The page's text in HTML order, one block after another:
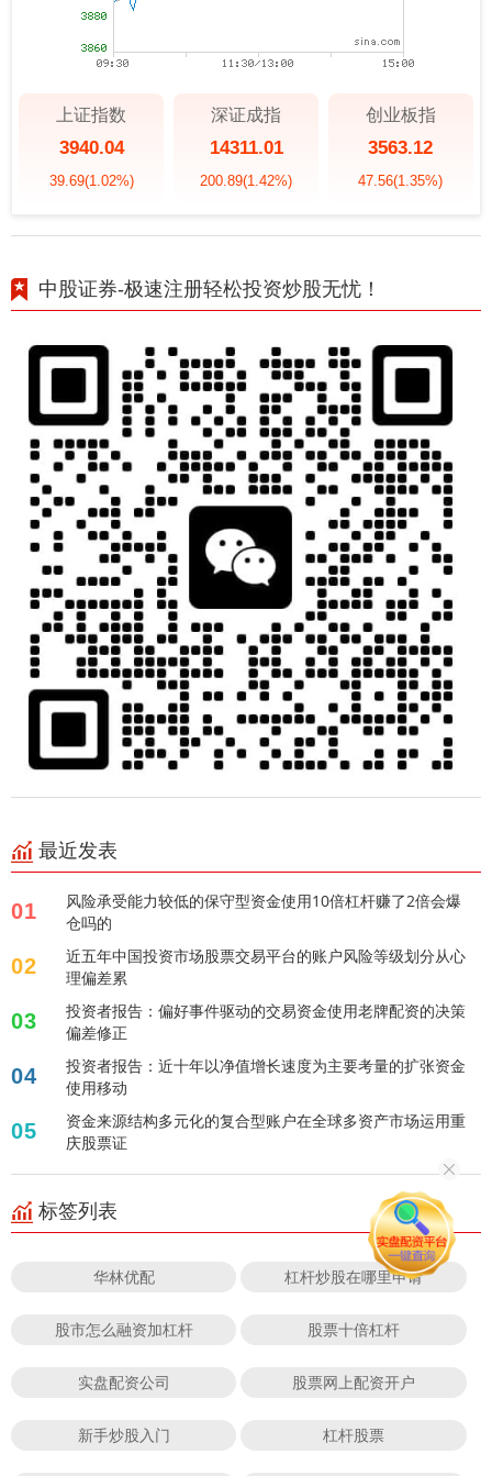
上证指数
3940.04
39.69(1.02%)
深证成指
14311.01
200.89(1.42%)
创业板指
3563.12
47.56(1.35%)
中股证券-极速注册轻松投资炒股无忧！
最近发表
01
风险承受能力较低的保守型资金使用10倍杠杆赚了2倍会爆
仓吗的
02
近五年中国投资市场股票交易平台的账户风险等级划分从心
理偏差累
03
投资者报告：偏好事件驱动的交易资金使用老牌配资的决策
偏差修正
04
投资者报告：近十年以净值增长速度为主要考量的扩张资金
使用移动
05
资金来源结构多元化的复合型账户在全球多资产市场运用重
庆股票证
标签列表
华林优配 杠杆炒股在哪里申请
股市怎么融资加杠杆 股票十倍杠杆
实盘配资公司 股票网上配资开户
新手炒股入门 杠杆股票